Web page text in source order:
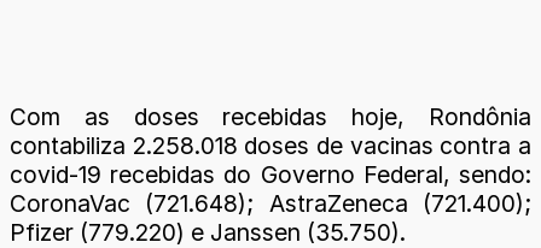
Com as doses recebidas hoje, Rondônia
contabiliza 2.258.018 doses de vacinas contra a
covid-19 recebidas do Governo Federal, sendo:
CoronaVac (721.648); AstraZeneca (721.400);
Pfizer (779.220) e Janssen (35.750).